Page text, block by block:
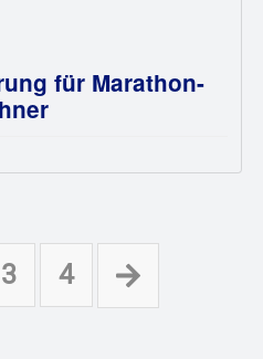
für Marathon-
3 4